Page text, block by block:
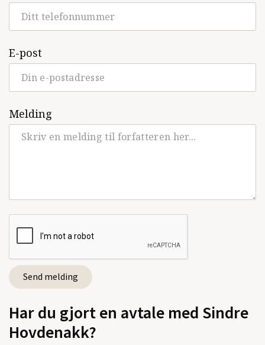
E-post
Melding
Har du gjort en avtale med Sindre
Hovdenakk?